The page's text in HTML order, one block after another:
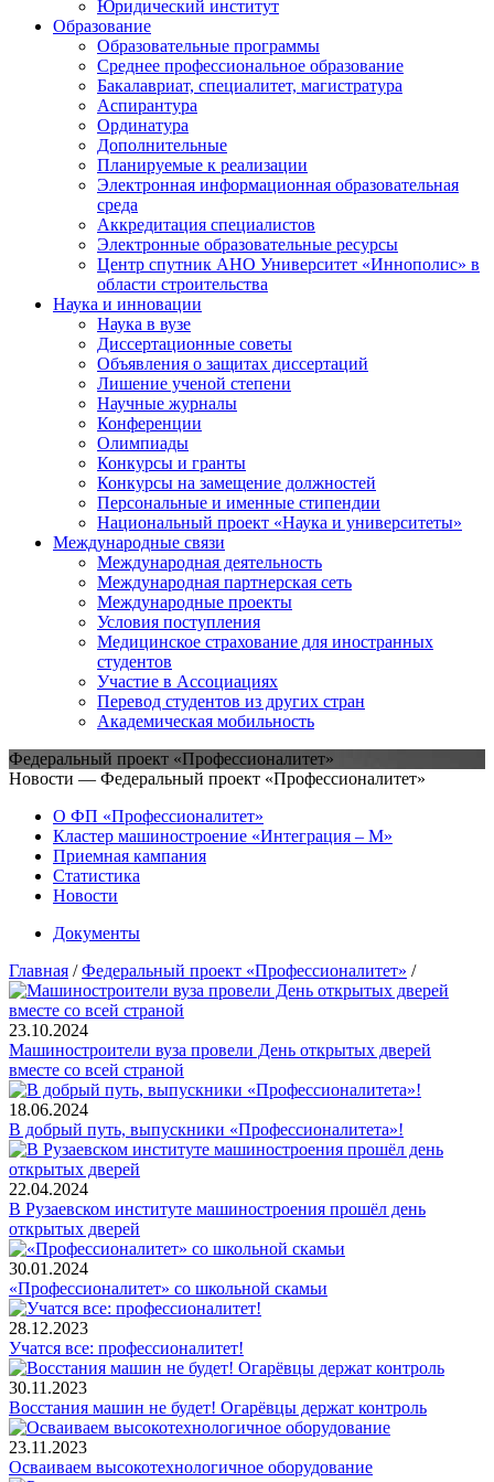
Юридический институт
Образование
Образовательные программы
Среднее профессиональное образование
Бакалавриат, специалитет, магистратура
Аспирантура
Ординатура
Дополнительные
Планируемые к реализации
Электронная информационная образовательная
среда
Аккредитация специалистов
Электронные образовательные ресурсы
Центр спутник АНО Университет «Иннополис» в
области строительства
Наука и инновации
Наука в вузе
Диссертационные советы
Объявления о защитах диссертаций
Лишение ученой степени
Научные журналы
Конференции
Олимпиады
Конкурсы и гранты
Конкурсы на замещение должностей
Персональные и именные стипендии
Национальный проект «Наука и университеты»
Международные связи
Международная деятельность
Международная партнерская сеть
Международные проекты
Условия поступления
Медицинское страхование для иностранных
студентов
Участие в Ассоциациях
Перевод студентов из других стран
Академическая мобильность
Федеральный проект «Профессионалитет»
Новости — Федеральный проект «Профессионалитет»
О ФП «Профессионалитет»
Кластер машиностроение «Интеграция – М»
Приемная кампания
Статистика
Новости
Документы
Главная /Федеральный проект «Профессионалитет» /
23.10.2024
Машиностроители вуза провели День открытых дверей
вместе со всей страной
18.06.2024
В добрый путь, выпускники «Профессионалитета»!
22.04.2024
В Рузаевском институте машиностроения прошёл день
открытых дверей
30.01.2024
«Профессионалитет» со школьной скамьи
28.12.2023
Учатся все: профессионалитет!
30.11.2023
Восстания машин не будет! Огарёвцы держат контроль
23.11.2023
Осваиваем высокотехнологичное оборудование